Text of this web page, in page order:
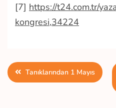
[7] https://t24.com.tr/
kongresi,34224
YazıTanıklarından 1 Mayıs